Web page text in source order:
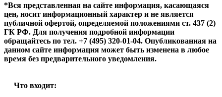
*Вся представленная на сайте информация, касающаяся
цен, носит информационный характер и не является
публичной офертой, определяемой положениями ст. 437 (2)
ГК РФ. Для получения подробной информации
обращайтесь по тел. +7 (495) 320-01-04. Опубликованная на
данном сайте информация может быть изменена в любое
время без предварительного уведомления.
Что входит: